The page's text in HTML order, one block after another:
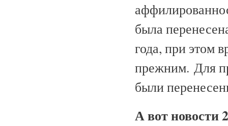
была
года, при этом
прежним. Для
были
А вот новости